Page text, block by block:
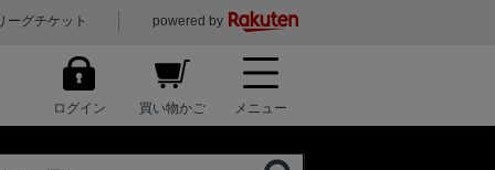
ーグチケット powered by
ログイン 買い物かご メニュー